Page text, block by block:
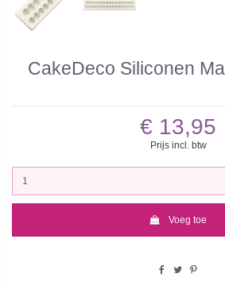
CakeDeco Siliconen
€ 13,95
Prijs incl. btw
Voeg toe